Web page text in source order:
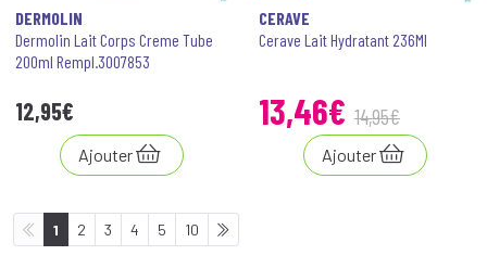
DERMOLIN
Dermolin Lait Corps Creme Tube
200ml Rempl.3007853
12,95€
Ajouter
CERAVE
Cerave Lait Hydratant 236Ml
13,46€ 14,95€
Ajouter
1 2 3 4 5 10